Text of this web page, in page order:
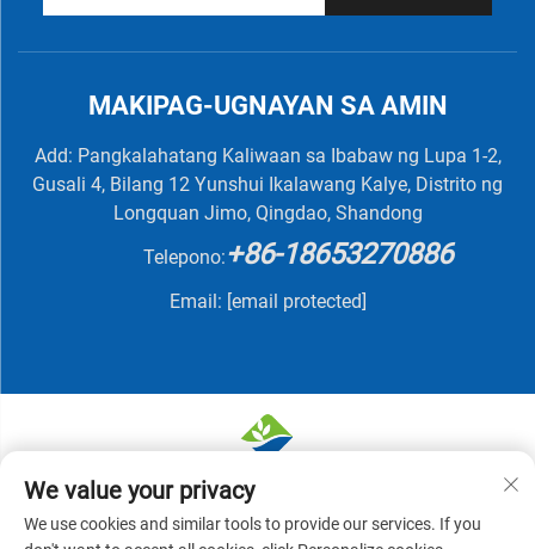
MAKIPAG-UGNAYAN SA AMIN
Add: Pangkalahatang Kaliwaan sa Ibabaw ng Lupa 1-2,
Gusali 4, Bilang 12 Yunshui Ikalawang Kalye, Distrito ng
Longquan Jimo, Qingdao, Shandong
Telepono:+86-18653270886
Email: [email protected]
Karapatan sa Pagmamay-ari © 2025 ni QINGDAO
NUTRIVIT BIOTECH CO., LTD - Patakaran sa
We value your privacy
We use cookies and similar tools to provide our services. If you